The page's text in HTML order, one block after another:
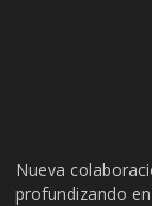
Nueva
profundizando